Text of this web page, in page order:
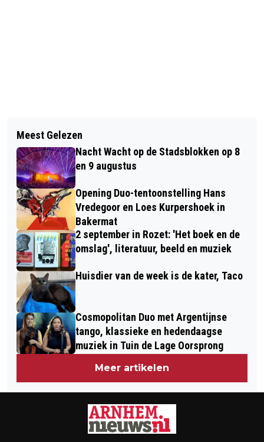
GETUIGEN GEZOCHT VAN
WONINGINBRAAK IN DE
HOMMELSTRAAT
BROERS GAAN VOOR KWALITEIT MET
KWALITARIA DÉLIFRANCE
SCHUYTGRAAF
Meest Gelezen
Nacht Wacht op de Stadsblokken op 8
en 9 augustus
Opening Duo-tentoonstelling Hans
Vredegoor en Loes Kurpershoek in
Bakermat
2 september in Rozet: 'Het boek en de
omslag', literatuur, beeld en muziek
Huisdier van de week is de kater, Taco
Cosmopolitan Duo met Argentijnse
tango, klassieke en hedendaagse
muziek in Tuin de Lage Oorsprong
Meer artikelen